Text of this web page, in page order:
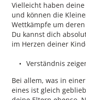
Vielleicht haben
und können die
Wettkämpfe um
Du kannst dich
im Herzen deiner
Verständnis
Bei allem, was in
eines ist gleich